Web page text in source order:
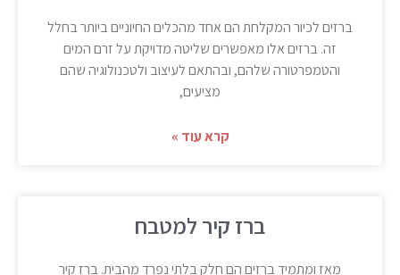
ברזים לכיור המקלחת הם אחד מהכלים החיוניים ביותר בחלל
זה. ברזים אלו מאפשרים שליטה מדויקת על זרם המים
והטמפרטורה שלהם, ובהתאם לעיצוב ולטכנולוגיה שהם
מציעים,
קרא עוד »
ברז קיר למטבח
מאז ומתמיד ברזים הם חלק בלתי נפרד מהבית. ברז קיר